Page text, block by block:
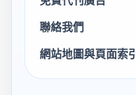
聯絡我們
網站地圖與頁面索引